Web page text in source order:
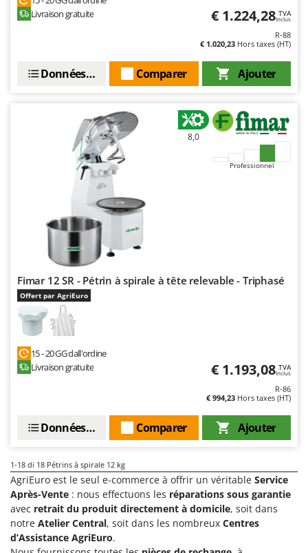
Livraison gratuite
€ 1.224,28 TVA
Inclus
R-88
€ 1.020,23 Hors taxes (HT)
Ajouter
Comparer
Données techniques
8,0
Professionnel
Fimar 12 SR - Pétrin à spirale à tête relevable - Triphasé
Offert par AgriEuro
15 - 20 GG dall'ordine
Livraison gratuite
€ 1.193,08 TVA
Inclus
R-86
€ 994,23 Hors taxes (HT)
Ajouter
Comparer
Données techniques
1-18 di 18 Pétrins à spirale 12 kg
AgriEuro est le seul e-commerce à offrir un véritable Service
Après-Vente : nous effectuons les réparations sous garantie
avec retrait du produit directement à domicile, soit dans
notre Atelier Central, soit dans les nombreux Centres
d’Assistance AgriEuro.